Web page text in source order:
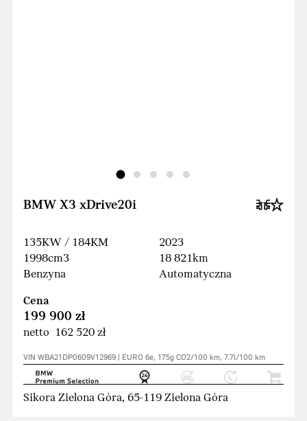
BMW X3 xDrive20i
135KW / 184KM
1998cm3
Benzyna
2023
18 821km
Automatyczna
Cena
199 900 zł
netto 162 520 zł
VIN WBA21DP0609V12969 | EURO 6e, 175g CO2/100 km, 7.7l/100 km
Sikora Zielona Góra, 65-119 Zielona Góra